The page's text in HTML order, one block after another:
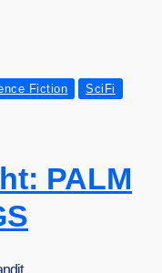
Fiction
SciFi
PALM